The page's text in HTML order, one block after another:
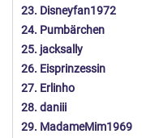
23. Disneyfan1972
24. Pumbärchen
25. jacksally
26. Eisprinzessin
27. Erlinho
28. daniii
29. MadameMim1969